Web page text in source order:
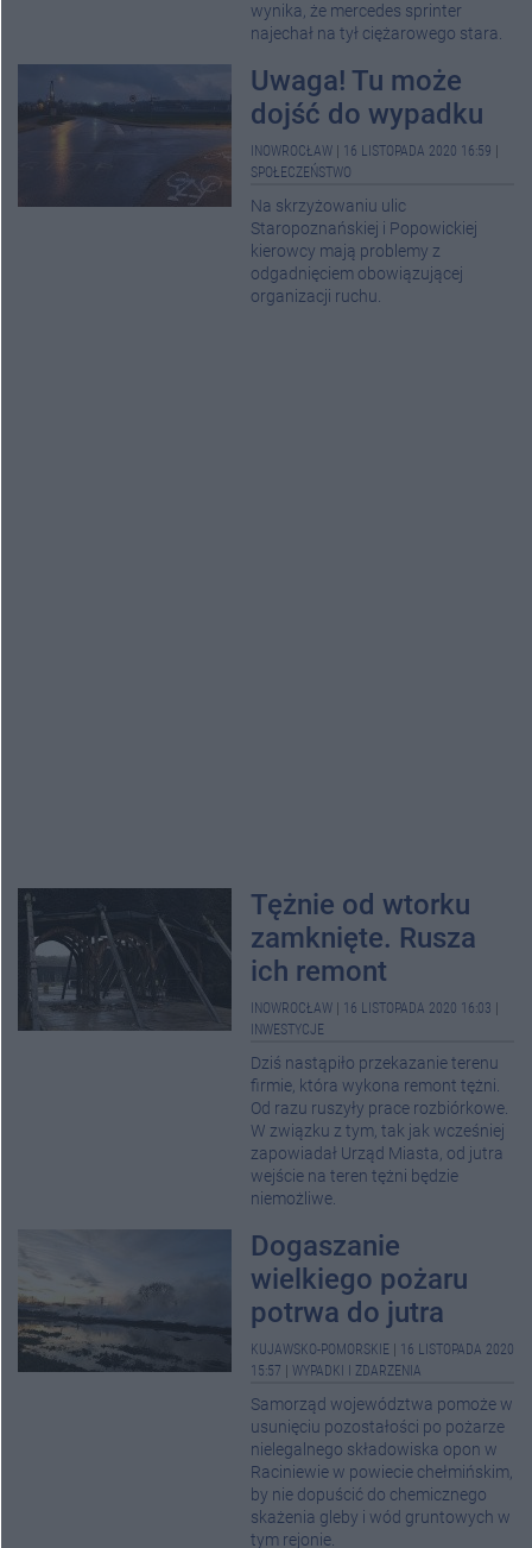
wynika, że mercedes sprinter
najechał na tył ciężarowego stara.
Uwaga! Tu może
dojść do wypadku
INOWROCŁAW 16 LISTOPADA 2020 16:59
SPOŁECZEŃSTWO
Na skrzyżowaniu ulic
Staropoznańskiej i Popowickiej
kierowcy mają problemy z
odgadnięciem obowiązującej
organizacji ruchu.
Tężnie od wtorku
zamknięte. Rusza
ich remont
INOWROCŁAW 16 LISTOPADA 2020 16:03
INWESTYCJE
Dziś nastąpiło przekazanie terenu
firmie, która wykona remont tężni.
Od razu ruszyły prace rozbiórkowe.
W związku z tym, tak jak wcześniej
zapowiadał Urząd Miasta, od jutra
wejście na teren tężni będzie
niemożliwe.
Dogaszanie
wielkiego pożaru
potrwa do jutra
KUJAWSKO-POMORSKIE
16 LISTOPADA 2020
15:57
WYPADKI I ZDARZENIA
Samorząd województwa pomoże w
usunięciu pozostałości po pożarze
nielegalnego składowiska opon w
Raciniewie w powiecie chełmińskim,
by nie dopuścić do chemicznego
skażenia gleby i wód gruntowych w
tym rejonie.